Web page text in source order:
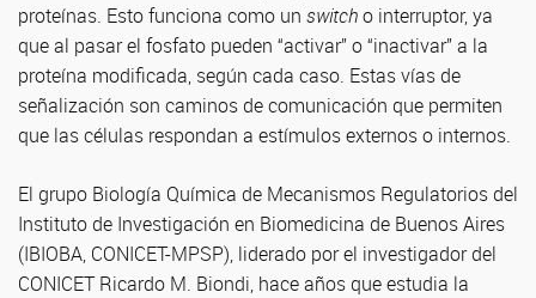
proteínas. Esto funciona como un switcho interruptor, ya
que al pasar el fosfato pueden “activar” o “inactivar” a la
proteína modificada, según cada caso. Estas vías de
señalización son caminos de comunicación que permiten
que las células respondan a estímulos externos o internos.
El grupo Biología Química de Mecanismos Regulatorios del
Instituto de Investigación en Biomedicina de Buenos Aires
(IBIOBA, CONICET-MPSP), liderado por el investigador del
CONICET Ricardo M. Biondi, hace años que estudia la